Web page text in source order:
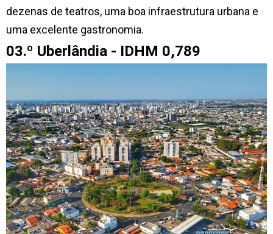
dezenas de teatros, uma boa infraestrutura urbana e
uma excelente gastronomia.
03.º Uberlândia - IDHM 0,789